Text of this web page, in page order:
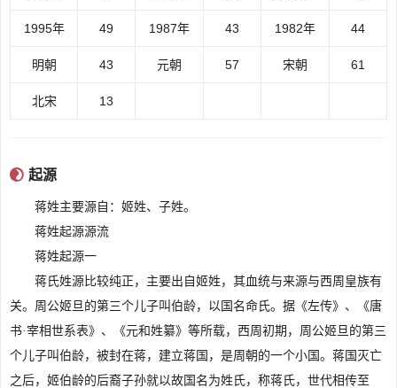
1995年 49 1987年 43 1982年 44
明朝 43 元朝 57 宋朝 61
北宋 13
起源
蒋姓主要源自：姬姓、子姓。
蒋姓起源源流
蒋姓起源一
蒋氏姓源比较纯正，主要出自姬姓，其血统与来源与西周皇族有
关。周公姬旦的第三个儿子叫伯龄，以国名命氏。据《左传》、《唐
书·宰相世系表》、《元和姓纂》等所载，西周初期，周公姬旦的第三
个儿子叫伯龄，被封在蒋，建立蒋国，是周朝的一个小国。蒋国灭亡
之后，姬伯龄的后裔子孙就以故国名为姓氏，称蒋氏，世代相传至